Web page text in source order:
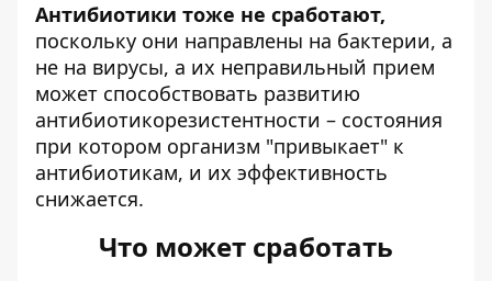
Антибиотики тоже не сработают,
поскольку они направлены на бактерии, а
не на вирусы, а их неправильный прием
может способствовать развитию
антибиотикорезистентности – состояния
при котором организм "привыкает" к
антибиотикам, и их эффективность
снижается.
Что может сработать